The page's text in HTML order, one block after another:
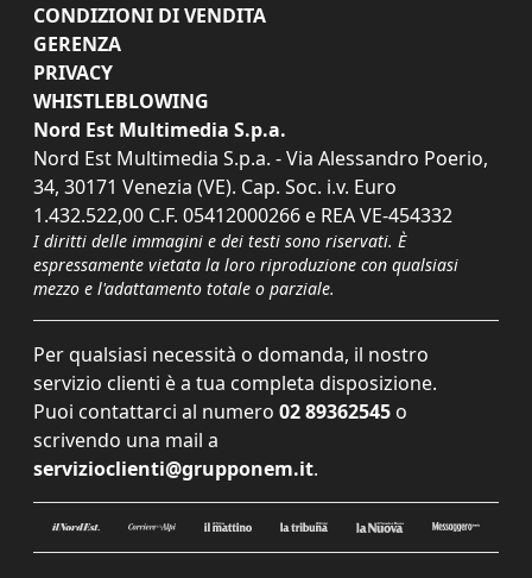
CONDIZIONI DI VENDITA
GERENZA
PRIVACY
WHISTLEBLOWING
Nord Est Multimedia S.p.a.
Nord Est Multimedia S.p.a. - Via Alessandro Poerio,
34, 30171 Venezia (VE). Cap. Soc. i.v. Euro
1.432.522,00 C.F. 05412000266 e REA VE-454332
I diritti delle immagini e dei testi sono riservati. È
espressamente vietata la loro riproduzione con qualsiasi
mezzo e l'adattamento totale o parziale.
Per qualsiasi necessità o domanda, il nostro
servizio clienti è a tua completa disposizione.
Puoi contattarci al numero 02 89362545 o
scrivendo una mail a
servizioclienti@grupponem.it.